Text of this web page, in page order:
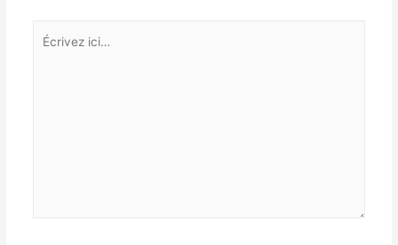
Écrivez